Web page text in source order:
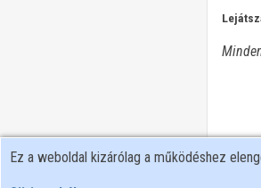
Ez a weboldal kizárólag a működéshez